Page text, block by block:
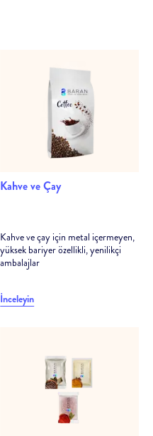
tayin edilmesi için
Kahve ve Çay
Kahve ve çay için metal içermeyen,
yüksek bariyer özellikli, yenilikçi
ambalajlar
İnceleyin